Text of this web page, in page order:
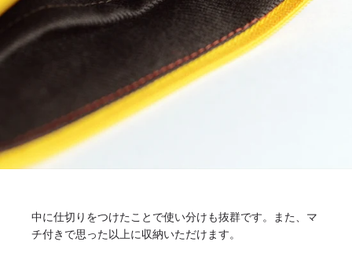
中に仕切りをつけたことで使い分けも抜群です。また、マ
チ付きで思った以上に収納いただけます。